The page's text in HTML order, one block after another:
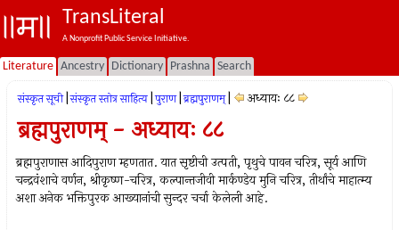
TransLiteral
A Nonprofit Public Service Initiative.
Literature Ancestry Dictionary Prashna Search
संस्कृत सूची संस्कृत स्तोत्र साहित्य पुराण ब्रह्मपुराणम् अध्यायः ८८
ब्रह्मपुराणम् - अध्यायः ८८
ब्रह्मपुराणास आदिपुराण म्हणतात. यात सृष्टीची उत्पती, पृथुचे पावन चरित्र, सूर्य आणि
चन्द्रवंशाचे वर्णन, श्रीकृष्ण-चरित्र, कल्पान्तजीवी मार्कण्डेय मुनि चरित्र, तीर्थांचे माहात्म्य
अशा अनेक भक्तिपुरक आख्यानांची सुन्दर चर्चा केलेली आहे.